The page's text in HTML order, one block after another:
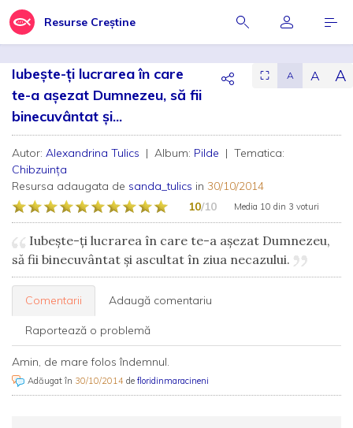
Resurse Creștine
Iubește-ți lucrarea în care
te-a aşezat Dumnezeu, să fii
binecuvântat şi...
⛶ A A A
Autor: Alexandrina Tulics | Album: Pilde | Tematica:
Chibzuința
Resursa adaugata de sanda_tulics in 30/10/2014
10/10 Media 10 din 3 voturi
Iubește-ți lucrarea în care te-a aşezat Dumnezeu,
să fii binecuvântat şi ascultat în ziua necazului.
Comentarii Adaugă comentariu
Raportează o problemă
Amin, de mare folos îndemnul.
Adăugat în 30/10/2014 de floridinmaracineni